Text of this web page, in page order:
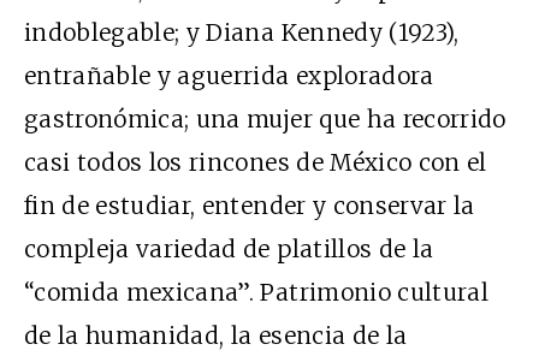
indoblegable; y Diana Kennedy (1923),
entrañable y aguerrida exploradora
gastronómica; una mujer que ha recorrido
casi todos los rincones de México con el
fin de estudiar, entender y conservar la
compleja variedad de platillos de la
“comida mexicana”. Patrimonio cultural
de la humanidad, la esencia de la